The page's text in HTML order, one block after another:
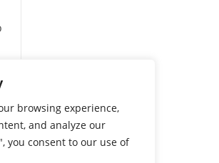
browsing experience,
and analyze our
you consent to our use of